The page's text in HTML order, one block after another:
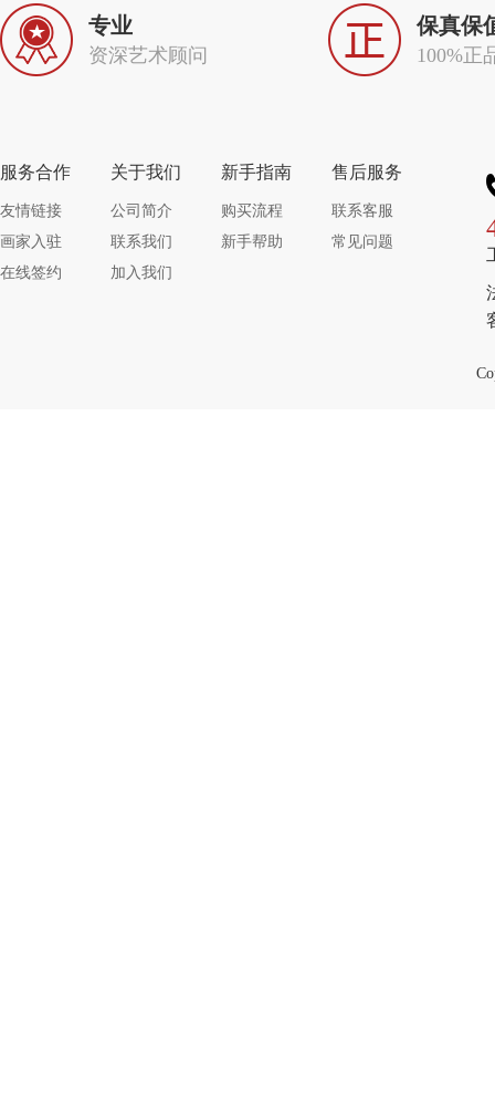
专业
资深艺术顾问
保真保
100%正
服务合作
友情链接
画家入驻
在线签约
关于我们
公司简介
联系我们
加入我们
新手指南
购买流程
新手帮助
售后服务
联系客服
常见问题